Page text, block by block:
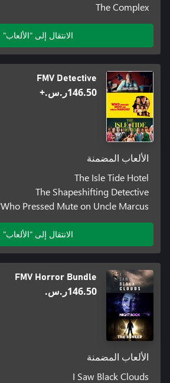
The Complex
الانتقال إلى "الألعاب"
FMV Detective
‪ر.س.‏‎146.50‬+
الألعاب المضمنة
The Isle Tide Hotel
The Shapeshifting Detective
Who Pressed Mute on Uncle Marcus?
الانتقال إلى "الألعاب"
FMV Horror Bundle
‪ر.س.‏‎146.50‬
الألعاب المضمنة
I Saw Black Clouds